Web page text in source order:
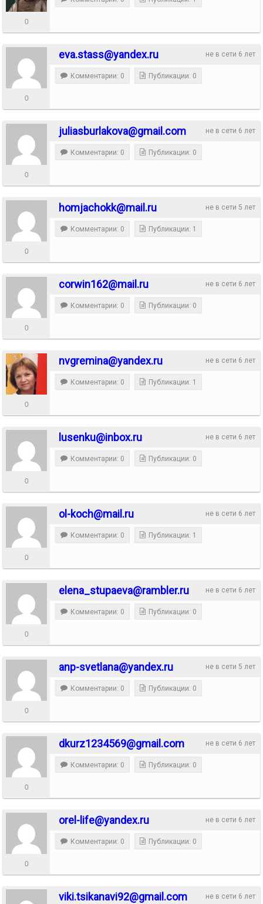
0
не в сети 6 лет
eva.stass@yandex.ru
0
Комментарии: 0 Публикации: 0
не в сети 6 лет
juliasburlakova@gmail.com
0
Комментарии: 0 Публикации: 0
не в сети 5 лет
homjachokk@mail.ru
0
Комментарии: 0 Публикации: 1
не в сети 6 лет
corwin162@mail.ru
0
Комментарии: 0 Публикации: 0
не в сети 6 лет
nvgremina@yandex.ru
0
Комментарии: 0 Публикации: 1
не в сети 6 лет
lusenku@inbox.ru
0
Комментарии: 0 Публикации: 0
не в сети 6 лет
ol-koch@mail.ru
0
Комментарии: 0 Публикации: 1
не в сети 6 лет
elena_stupaeva@rambler.ru
0
Комментарии: 0 Публикации: 0
не в сети 5 лет
anp-svetlana@yandex.ru
0
Комментарии: 0 Публикации: 0
не в сети 6 лет
dkurz1234569@gmail.com
0
Комментарии: 0 Публикации: 0
не в сети 6 лет
orel-life@yandex.ru
0
Комментарии: 0 Публикации: 0
не в сети 6 лет
viki.tsikanavi92@gmail.com